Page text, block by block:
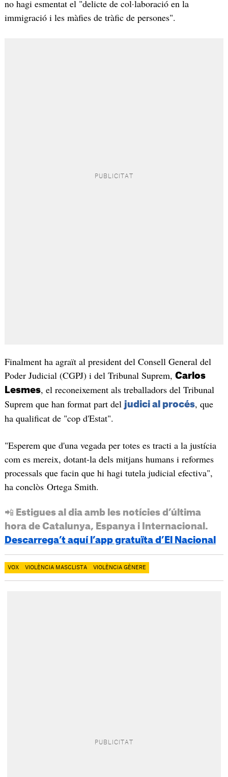
no hagi esmentat el "delicte de col·laboració en la
immigració i les màfies de tràfic de persones".
Finalment ha agraït al president del Consell General del
Poder Judicial (CGPJ) i del Tribunal Suprem, Carlos
Lesmes, el reconeixement als treballadors del Tribunal
Suprem que han format part del judici al procés, que
ha qualificat de "cop d'Estat".
"Esperem que d'una vegada per totes es tracti a la justícia
com es mereix, dotant-la dels mitjans humans i reformes
processals que facin que hi hagi tutela judicial efectiva",
ha conclòs Ortega Smith.
📲 Estigues al dia amb les notícies d’última
hora de Catalunya, Espanya i Internacional.
Descarrega’t aquí l’app gratuïta d’El Nacional
VOX VIOLÈNCIA MASCLISTA VIOLÈNCIA GÈNERE